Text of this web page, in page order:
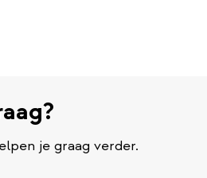
je graag verder.